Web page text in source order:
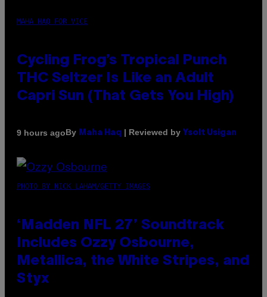
MAHA HAQ FOR VICE
Cycling Frog’s Tropical Punch
THC Seltzer Is Like an Adult
Capri Sun (That Gets You High)
9 hours agoBy Maha Haq | Reviewed by Ysolt Usigan
PHOTO BY NICK LAHAM/GETTY IMAGES
‘Madden NFL 27’ Soundtrack
Includes Ozzy Osbourne,
Metallica, the White Stripes, and
Styx